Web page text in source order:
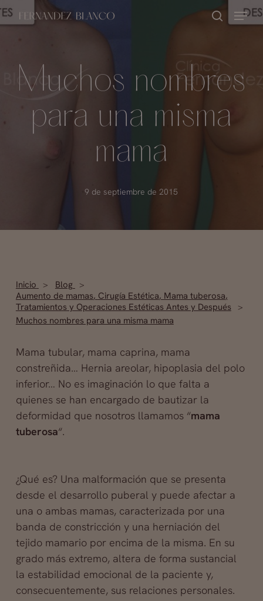
Skip
to
content
buscar
Menu
Muchos nombres
para una misma
mama
9 de septiembre de 2015
Inicio
Blog
Aumento de mamas, Cirugía Estética, Mama tuberosa,
Tratamientos y Operaciones Estéticas Antes y Después
Muchos nombres para una misma mama
Mama tubular, mama caprina, mama
constreñida… Hernia areolar, hipoplasia del polo
inferior… No es imaginación lo que falta a
quienes se han encargado de bautizar la
deformidad que nosotros llamamos “mama
tuberosa“.
¿Qué es? Una malformación que se presenta
desde el desarrollo puberal y puede afectar a
una o ambas mamas, caracterizada por una
banda de constricción y una herniación del
tejido mamario por encima de la misma. En su
grado más extremo, altera de forma sustancial
la estabilidad emocional de la paciente y,
consecuentemente, sus relaciones personales.